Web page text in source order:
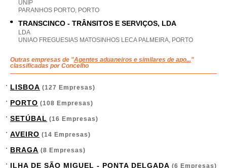
UNIP
PARANHOS PORTO, PORTO
TRANSCINCO - TRÂNSITOS E SERVIÇOS, LDA
LDA
UNIAO FREGUESIAS MATOSINHOS LECA PALMEIRA, PORTO
Outras empresas de "Agentes aduaneiros e similares de apo..."
classificadas por Concelho
LISBOA (127 Empresas)
PORTO (108 Empresas)
SETÚBAL (16 Empresas)
AVEIRO (14 Empresas)
BRAGA (8 Empresas)
ILHA DE SÃO MIGUEL - PONTA DELGADA (6 Empresas)